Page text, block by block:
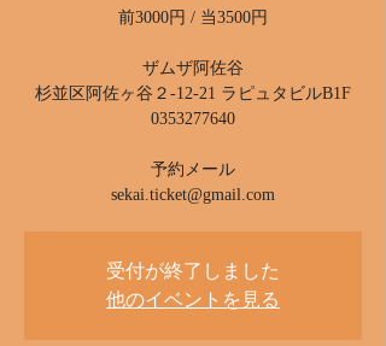
前3000円 / 当3500円
ザムザ阿佐谷
杉並区阿佐ヶ谷２-12-21 ラピュタビルB1F
0353277640
予約メール
受付が終了しました
他のイベントを見る